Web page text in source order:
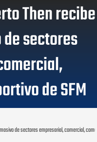
Then recibe
sectores
de SFM
de sectores empresarial, comercial,